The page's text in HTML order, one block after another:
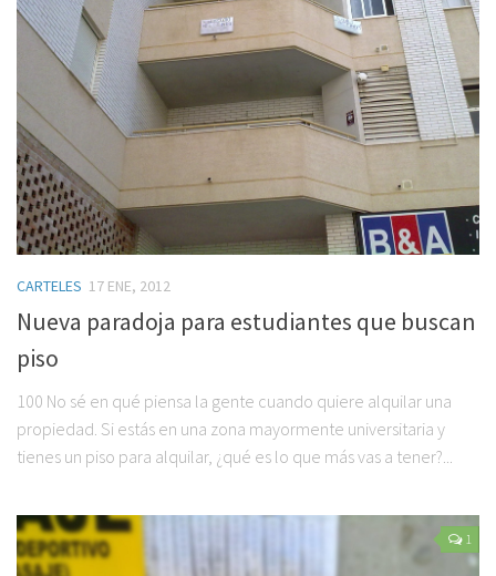
CARTELES 17 ENE, 2012
Nueva paradoja para estudiantes que buscan
piso
100 No sé en qué piensa la gente cuando quiere alquilar una
propiedad. Si estás en una zona mayormente universitaria y
tienes un piso para alquilar, ¿qué es lo que más vas a tener?...
1